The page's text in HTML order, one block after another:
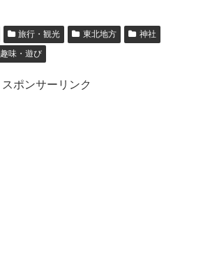
旅行・観光 東北地方
神社
趣味・遊び
スポンサーリンク